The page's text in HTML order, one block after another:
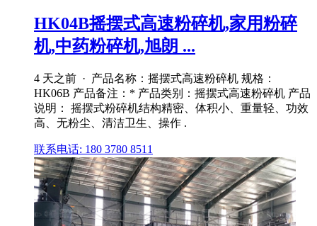
HK04B摇摆式高速粉碎机,家用粉碎
机,中药粉碎机,旭朗 ...
4 天之前 · 产品名称：摇摆式高速粉碎机 规格：
HK06B 产品备注：* 产品类别：摇摆式高速粉碎机 产品
说明： 摇摆式粉碎机结构精密、体积小、重量轻、功效
高、无粉尘、清洁卫生、操作 .
联系电话: 180 3780 8511